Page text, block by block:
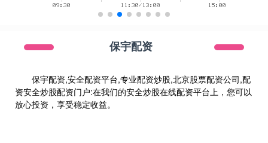
保宇配资
保宇配资,安全配资平台,专业配资炒股,北京股票配资公司,配
资安全炒股配资门户:在我们的安全炒股在线配资平台上，您可以
放心投资，享受稳定收益。